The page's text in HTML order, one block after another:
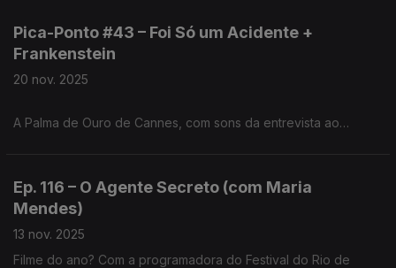
Pica-Ponto #43 – Foi Só um Acidente +
Frankenstein
20 nov. 2025
A Palma de Ouro de Cannes, com sons da entrevista ao
Ep. 116 – O Agente Secreto (com Maria
Mendes)
13 nov. 2025
Filme do ano? Com a programadora do Festival do Rio de